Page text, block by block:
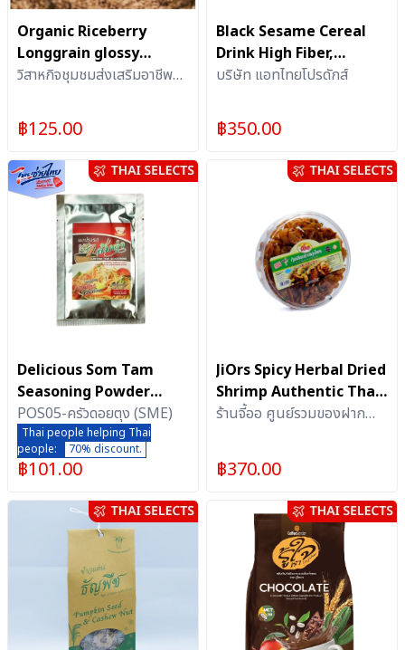
Organic Riceberry
Longgrain glossy
texture Vacuum Pack 1
วิสาหกิจชุมชมส่งเสริมอาชีพ
฿125.00
Black Sesame Cereal
Drink High Fiber,
Digestive Aid 2 Packs
บริษัท แอทไทยโปรดักส์
฿350.00
Delicious Som Tam
Seasoning Powder
Perfect Blend of Sour
Sweet and Salty (Pack
4)
POS05-ครัวดอยตุง (SME)
Thai people helping Thai
people:
70% discount.
฿101.00
JiOrs Spicy Herbal Dried
Shrimp Authentic Thai
Snack 2 Pack
ร้านจี้ออ ศูนย์รวมของฝาก
฿370.00